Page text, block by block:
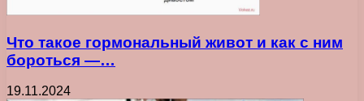
Что такое гормональный живот и как с ним
бороться —…
19.11.2024